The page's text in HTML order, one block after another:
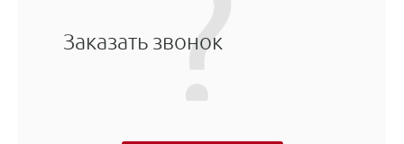
Заказать звонок